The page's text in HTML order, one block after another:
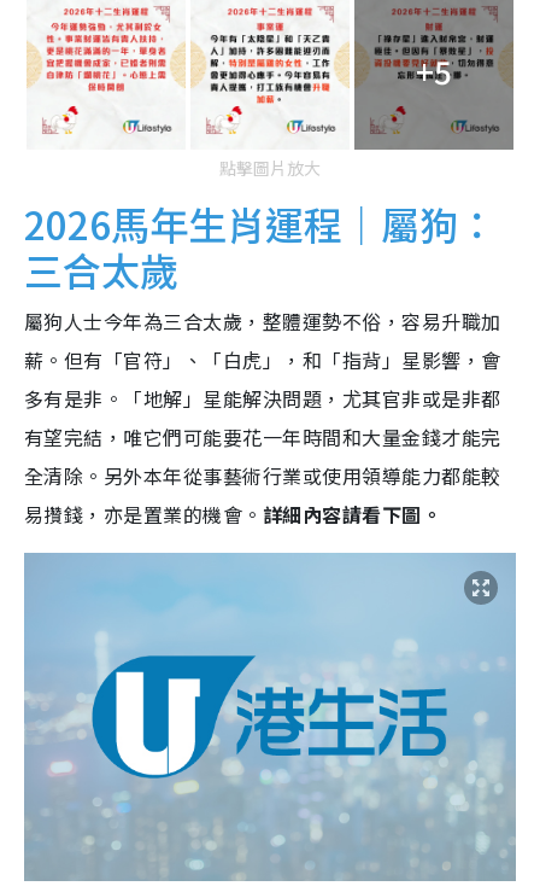
+5
點擊圖片放大
2026馬年生肖運程｜屬狗：
三合太歲
屬狗人士今年為三合太歲，整體運勢不俗，容易升職加
薪。但有「官符」、「白虎」，和「指背」星影響，會
多有是非。「地解」星能解決問題，尤其官非或是非都
有望完結，唯它們可能要花一年時間和大量金錢才能完
全清除。另外本年從事藝術行業或使用領導能力都能較
易攢錢，亦是置業的機會。 詳細內容請看下圖。